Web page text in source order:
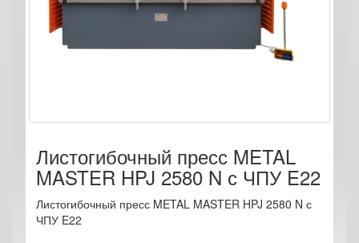
Листогибочный пресс METAL
MASTER HPJ 2580 N с ЧПУ E22
Листогибочный пресс METAL MASTER HPJ 2580 N с
ЧПУ E22